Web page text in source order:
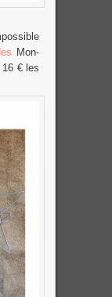
Mon-
16 € les